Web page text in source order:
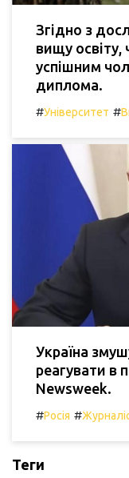
Згідно з
вищу освіту,
успішним
диплома.
#Університет #
Україна
реагувати в
Newsweek.
#Росія #
Теги